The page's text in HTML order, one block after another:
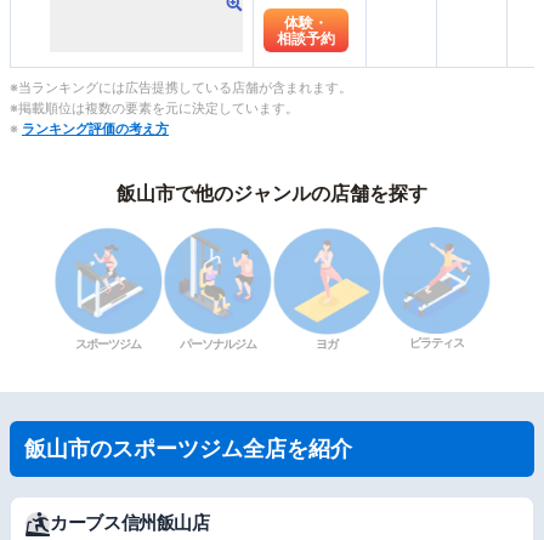
体験・
相談予約
※当ランキングには広告提携している店舗が含まれます。
※掲載順位は複数の要素を元に決定しています。
※ ランキング評価の考え方
飯山市で他のジャンルの店舗を探す
スポーツジム パーソナルジム ヨガ ピラティス
飯山市のスポーツジム全店を紹介
カーブス信州飯山店